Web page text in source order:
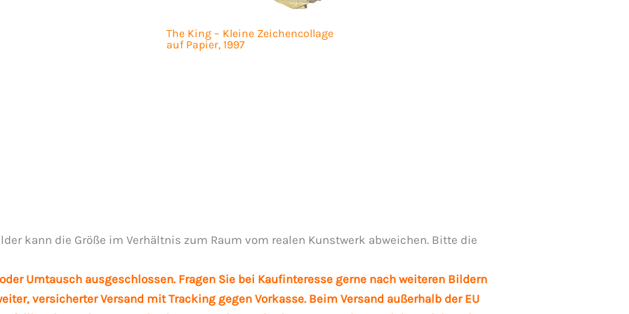
The King – Kleine Zeichencollage
auf Papier, 1997
kann die Größe im Verhältnis zum Raum vom realen Kunstwerk abweichen. Bitte die
Umtausch ausgeschlossen. Fragen Sie bei Kaufinteresse gerne nach weiteren Bildern
versicherter Versand mit Tracking gegen Vorkasse. Beim Versand außerhalb der EU